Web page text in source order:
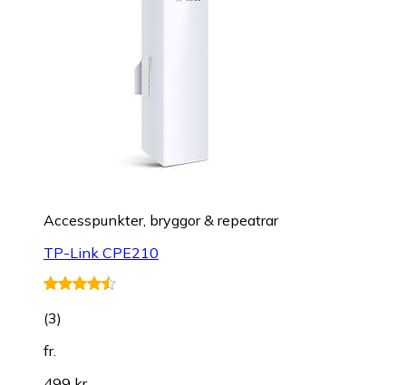
Accesspunkter, bryggor & repeatrar
TP-Link CPE210
(3)
fr.